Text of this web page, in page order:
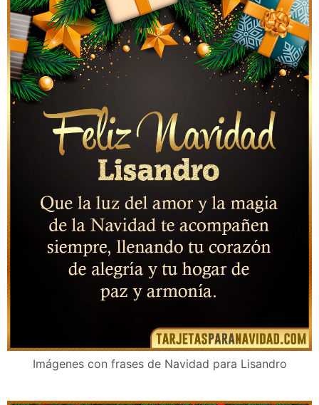
Imágenes con frases de Navidad para Lisandro